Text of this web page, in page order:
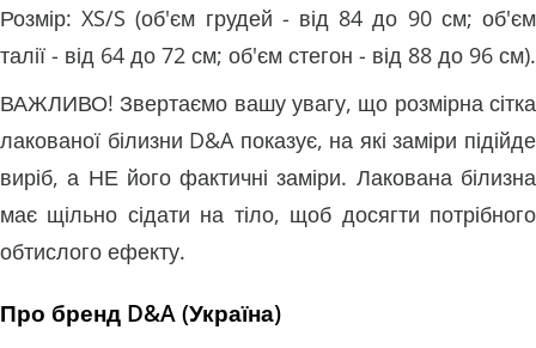
Розмір: XS/S (об'єм грудей - від 84 до 90 см; об'єм
талії - від 64 до 72 см; об'єм стегон - від 88 до 96 см).
ВАЖЛИВО! Звертаємо вашу увагу, що розмірна сітка
лакованої білизни D&A показує, на які заміри підійде
виріб, а НЕ його фактичні заміри. Лакована білизна
має щільно сідати на тіло, щоб досягти потрібного
обтислого ефекту.
Про бренд D&A (Україна)